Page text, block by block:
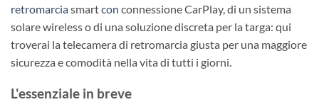
retromarciasmartcon connessione CarPlay, di un sistema
solare wireless o di una soluzione discreta per la targa: qui
troverai la telecamera di retromarcia giusta per una maggiore
sicurezza e comodità nella vita di tutti i giorni.
L'essenziale in breve